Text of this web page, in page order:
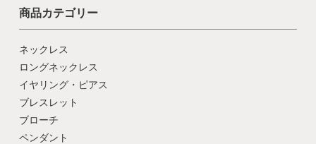
商品カテゴリー
ネックレス
ロングネックレス
イヤリング・ピアス
ブレスレット
ブローチ
ペンダント